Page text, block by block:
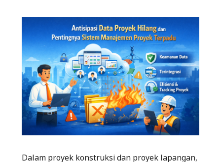
Dalam proyek konstruksi dan proyek lapangan,